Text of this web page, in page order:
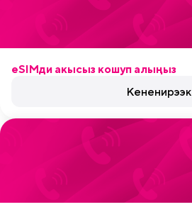
eSIMди акысыз кошуп алыңыз
Кененирээк